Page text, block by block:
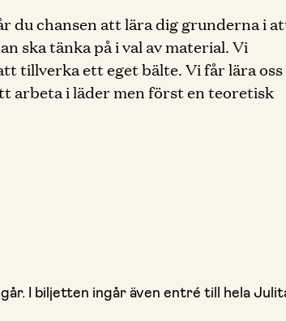
du chansen att lära dig grunderna i
ska tänka på i val av material. Vi
tillverka ett eget bälte. Vi får lära oss
arbeta i läder men först en teoretisk
I biljetten ingår även entré till hela